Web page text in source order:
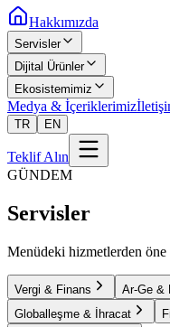
Hakkımızda
Servisler
Dijital Ürünler
Ekosistemimiz
Medya & İçeriklerimiz
TR EN
Teklif Alın
GÜNDEM
Servisler
Menüdeki hizmetlerden
Vergi & Finans Ar-Ge &
Globalleşme & İhracat